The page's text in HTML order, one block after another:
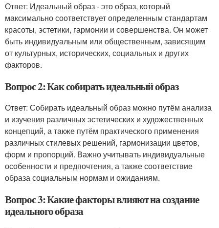
Ответ: Идеальный образ - это образ, который
максимально соответствует определенным стандартам
красоты, эстетики, гармонии и совершенства. Он может
быть индивидуальным или общественным, зависящим
от культурных, исторических, социальных и других
факторов.
Вопрос 2: Как собирать идеальный образ
Ответ: Собирать идеальный образ можно путём анализа
и изучения различных эстетических и художественных
концепций, а также путём практического применения
различных стилевых решений, гармонизации цветов,
форм и пропорций. Важно учитывать индивидуальные
особенности и предпочтения, а также соответствие
образа социальным нормам и ожиданиям.
Вопрос 3: Какие факторы влияют на создание
идеального образа